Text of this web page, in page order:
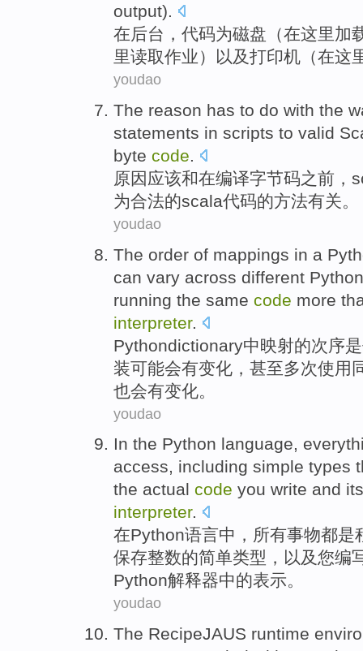
output).
在后台 ， 代码为磁盘 （在这里加
里读取作业） 以及打印机 （在这
youdao
The reason has to do with the
statements in scripts to valid
byte code.
原因应该和在编译字节码之前 ，
为合法的scala代码的方法有关。
youdao
The order of mappings in a
can vary across different
running the same code more
interpreter.
Pythondictionary中映射的次序是
装可能会有变化 ， 甚至多次使用
也会有变化。
youdao
In the Python language,
access, including simple types
the actual code you write and its
interpreter.
在Python语言中， 所有事物都是
保存整数的简单类型 ， 以及您编
Python解释器中的表示。
youdao
The RecipeJAUS runtime